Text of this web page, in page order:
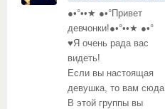
●•°••★ ●•°Привет
девчонки!●•°••★ ●•°
♥Я очень рада вас
видеть!
Если вы настоящая
девушка, то вам сюда
В этой группы вы